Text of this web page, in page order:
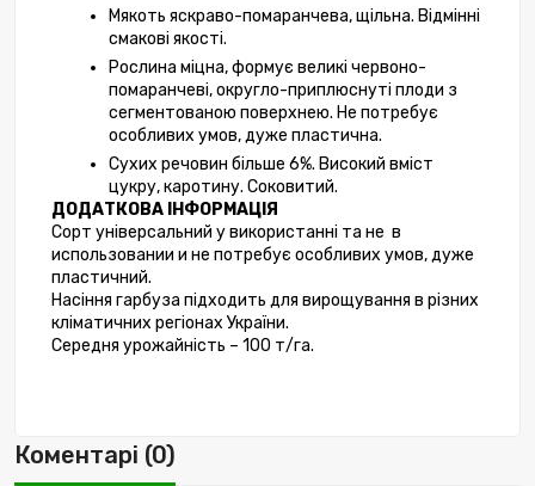
Мякоть яскраво-помаранчева, щільна. Відмінні
смакові якості.
Рослина міцна, формує великі червоно-
помаранчеві, округло-приплюснуті плоди з
сегментованою поверхнею. Не потребує
особливих умов, дуже пластична.
Сухих речовин більше 6%. Високий вміст
цукру, каротину. Соковитий.
ДОДАТКОВА ІНФОРМАЦІЯ
Сорт універсальний у використанні та не  в
использовании и не потребує особливих умов, дуже
пластичний.
Насіння гарбуза підходить для вирощування в різних
кліматичних регіонах України.
Середня урожайність – 100 т/га.
Коментарі (0)